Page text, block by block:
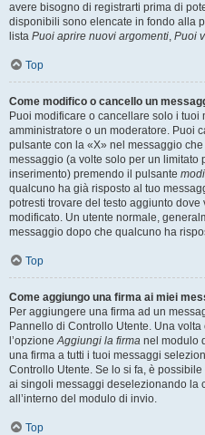
avere bisogno di registrarti prima di
disponibili sono elencate in fondo alla
lista Puoi aprire nuovi argomenti, Puoi
Top
Come modifico o cancello un
Puoi modificare o cancellare solo i
amministratore o un moderatore. Puoi
pulsante con la «X» nel messaggio
messaggio (a volte solo per un limitato
inserimento) premendo il pulsante
qualcuno ha già risposto al tuo
potresti trovare del testo aggiunto dove
modificato. Un utente normale,
messaggio dopo che qualcuno ha
Top
Come aggiungo una firma ai miei
Per aggiungere una firma ad un
Pannello di Controllo Utente. Una
l’opzioneAggiungi la firma nel modulo
una firma a tutti i tuoi messaggi
Controllo Utente. Se lo si fa, è
ai singoli messaggi deselezionando la
all’interno del modulo di invio.
Top